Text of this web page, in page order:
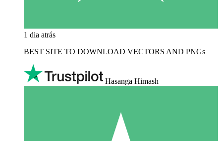
1 dia atrás
BEST SITE TO DOWNLOAD VECTORS AND PNGs
Hasanga Himash